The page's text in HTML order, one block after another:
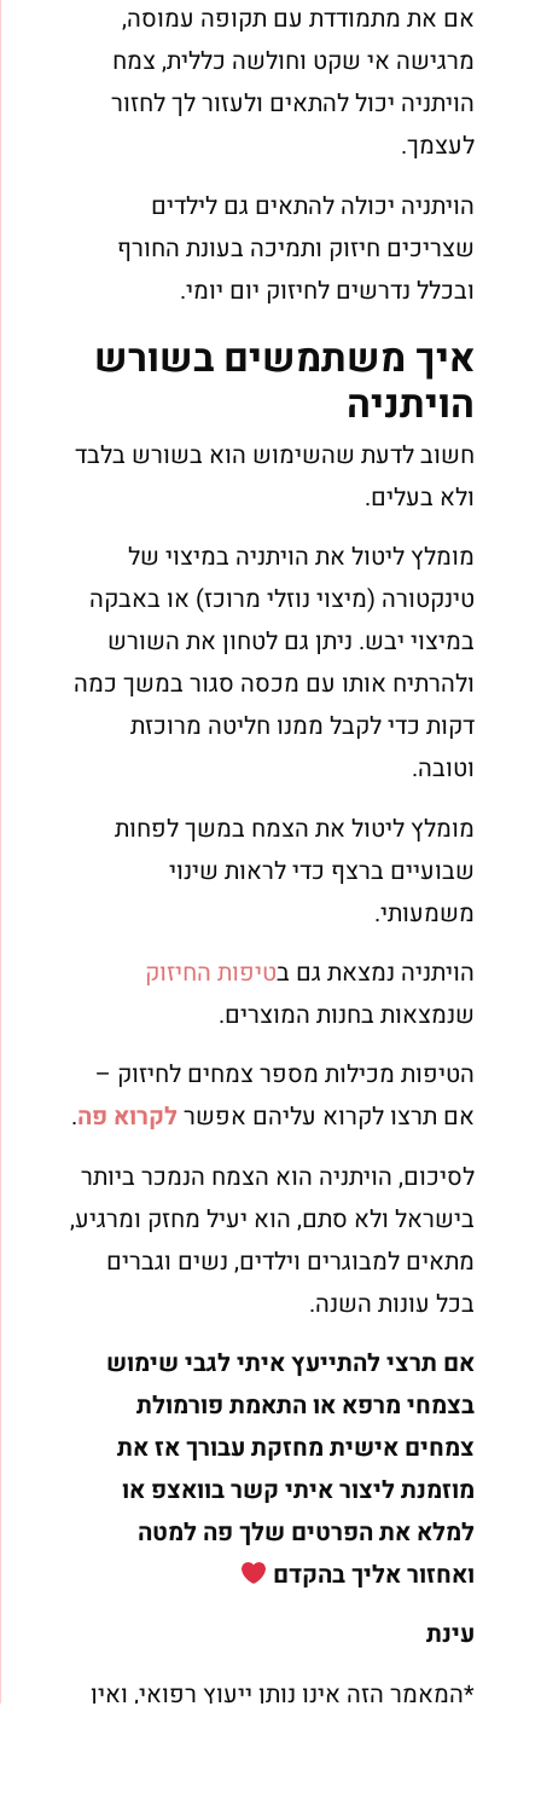
אם את מתמודדת עם תקופה עמוסה,
מרגישה אי שקט וחולשה כללית, צמח
הויתניה יכול להתאים ולעזור לך לחזור
לעצמך.
הויתניה יכולה להתאים גם לילדים
שצריכים חיזוק ותמיכה בעונת החורף
ובכלל נדרשים לחיזוק יום יומי.
איך משתמשים בשורש
הויתניה
חשוב לדעת שהשימוש הוא בשורש בלבד
ולא בעלים.
מומלץ ליטול את הויתניה במיצוי של
טינקטורה (מיצוי נוזלי מרוכז) או באבקה
במיצוי יבש. ניתן גם לטחון את השורש
ולהרתיח אותו עם מכסה סגור במשך כמה
דקות כדי לקבל ממנו חליטה מרוכזת
וטובה.
מומלץ ליטול את הצמח במשך לפחות
שבועיים ברצף כדי לראות שינוי
משמעותי.
הויתניה נמצאת גם ב טיפות החיזוק
שנמצאות בחנות המוצרים.
הטיפות מכילות מספר צמחים לחיזוק –
אם תרצו לקרוא עליהם אפשרלקרוא פה.
לסיכום, הויתניה הוא הצמח הנמכר ביותר
בישראל ולא סתם, הוא יעיל מחזק ומרגיע,
מתאים למבוגרים וילדים, נשים וגברים
בכל עונות השנה.
אם תרצי להתייעץ איתי לגבי שימוש
בצמחי מרפא או התאמת פורמולת
צמחים אישית מחזקת עבורך אז את
מוזמנת ליצור איתי קשר בוואצפ או
למלא את הפרטים שלך פה למטה
ואחזור אליך בהקדם
עינת
*המאמר הזה אינו נותן ייעוץ רפואי, ואין